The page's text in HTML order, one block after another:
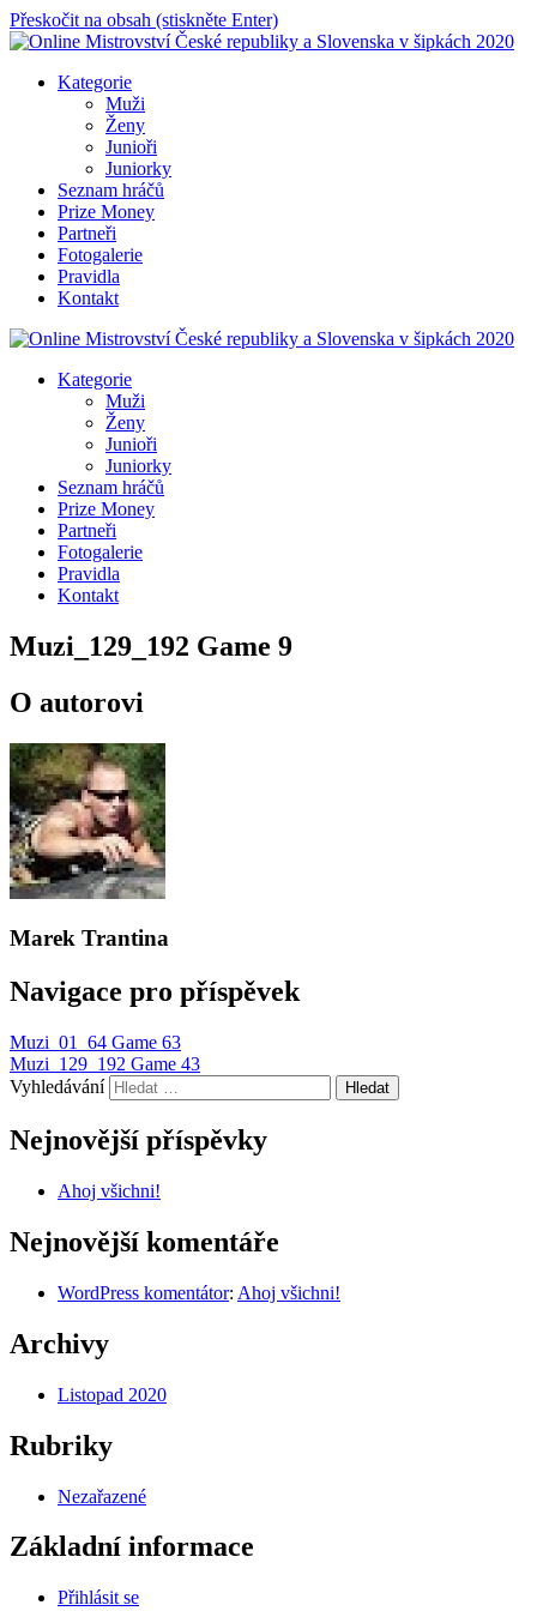
Přeskočit na obsah (stiskněte Enter)
Online Mistrovství České republiky a Slovenska v šipkách 2020
Kategorie
Muži
Ženy
Junioři
Juniorky
Seznam hráčů
Prize Money
Partneři
Fotogalerie
Pravidla
Kontakt
Online Mistrovství České republiky a Slovenska v šipkách 2020
Kategorie
Muži
Ženy
Junioři
Juniorky
Seznam hráčů
Prize Money
Partneři
Fotogalerie
Pravidla
Kontakt
Muzi_129_192 Game 9
O autorovi
Marek Trantina
Navigace pro příspěvek
Muzi_01_64 Game 63
Muzi_129_192 Game 43
Vyhledávání
Nejnovější příspěvky
Ahoj všichni!
Nejnovější komentáře
WordPress komentátor: Ahoj všichni!
Archivy
Listopad 2020
Rubriky
Nezařazené
Základní informace
Přihlásit se